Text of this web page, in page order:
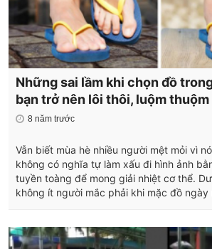
Những sai lầm khi chọn đồ
bạn trở nên lôi thôi, luộm thuộm
8 năm trước
Vẫn biết mùa hè nhiều người mệt mỏi vì
không có nghĩa tự làm xấu đi hình ảnh
tuyền toàng để mong giải nhiệt cơ thể.
không ít người mắc phải khi mặc đồ ngày